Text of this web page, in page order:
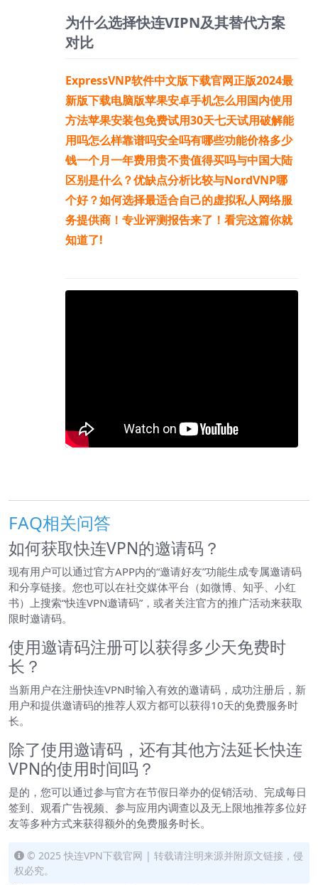
为什么选择快连VIPN及其替代方案
对比
ExpressVNP软件中文版下载官网正版2024最
新版下载电脑版苹果安卓手机怎么用国内使用
方法苹果安装包免费试用30天七天试用破解能
用吗怎么样靠谱吗安全吗有哪些功能价格多少
钱一个月一年费用贵不贵值得买吗与中国大陆
区别是什么？优缺点分析比较与NordVNP哪
个好？如何选择最适合自己的虚拟私人网络服
务提供商！专业评测报告来了！看完这篇你就
知道了!
FAQ相关问答
如何获取快连VPN的邀请码？
现有用户可以通过官方APP内的“邀请好友”功能生成专属邀请码
和分享链接。您也可以在社交媒体平台（如微博、知乎、小红
书）上搜索“快连VPN邀请码”，或者关注官方的推广活动来获取
限时邀请码。
使用邀请码注册可以获得多少天免费时
长？
当新用户在注册快连VPN时输入有效的邀请码，成功注册后，新
用户和提供邀请码的推荐人双方都可以获得10天的免费服务时
长。
除了使用邀请码，还有其他方法延长快连
VPN的使用时间吗？
是的，您可以通过参与官方在节假日举办的促销活动、完成每日
签到、观看广告视频、参与应用内调查以及无上限地推荐多位好
友等多种方式来获得额外的免费服务时长。
© 2025 快连VPN下载官网 | 转载请注明来源并附原文链接，侵
权必究。